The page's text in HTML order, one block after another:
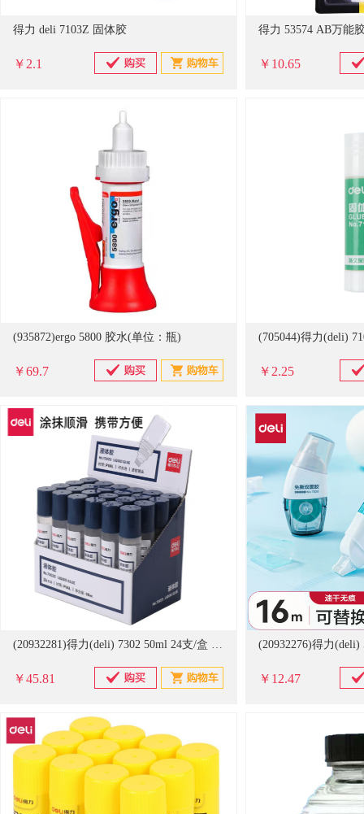
得力 deli 7103Z 固体胶
￥2.1
得力 53574 AB万能
￥10.65
(935872)ergo 5800 胶水(单位：瓶)
￥69.7 ￥2.25
(20932281)得力(deli) 7302 50ml 24支/盒 液体胶(单位：盒)
￥45.81 ￥12.47